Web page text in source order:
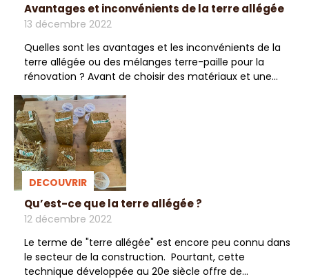
Avantages et inconvénients de la terre allégée
13 décembre 2022
Quelles sont les avantages et les inconvénients de la
terre allégée ou des mélanges terre-paille pour la
rénovation ? Avant de choisir des matériaux et une...
DECOUVRIR
Qu’est-ce que la terre allégée ?
12 décembre 2022
Le terme de "terre allégée" est encore peu connu dans
le secteur de la construction. Pourtant, cette
technique développée au 20e siècle offre de...